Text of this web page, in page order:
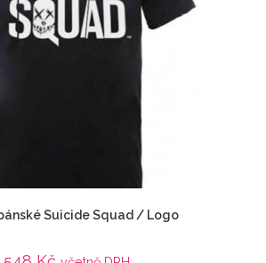
Suicide Squad / Logo